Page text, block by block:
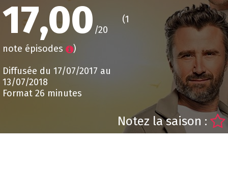
17,00 /20
(1
note épisodes
)
Diffusée du 17/07/2017 au
13/07/2018
Format 26 minutes
Notez la saison :